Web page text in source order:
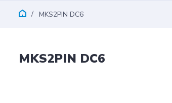
MKS2PIN DC6
MKS2PIN DC6